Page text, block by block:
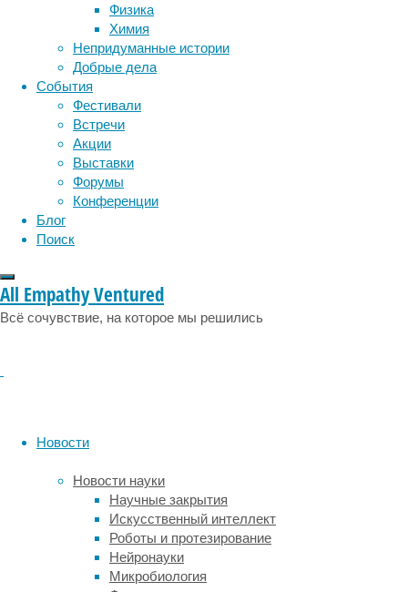
Физика
Химия
Непридуманные истории
Добрые дела
События
Фестивали
Встречи
Акции
Выставки
Форумы
Конференции
Блог
Поиск
All Empathy Ventured
Всё сочувствие, на которое мы решились
Новости
Новости науки
Научные закрытия
Искусственный интеллект
Роботы и протезирование
Нейронауки
Микробиология
На
юго-
западе
Европы
обитает
одна
из
самых
редких
мире
—
пиренейская
XXI
этот
вид
находился
на
грани
полного
лекарства медицина
мозг наука неврология
нейробиология
нейрофизиология
поведение
сон социальные проблемы
физиология
эмоции эпидемия